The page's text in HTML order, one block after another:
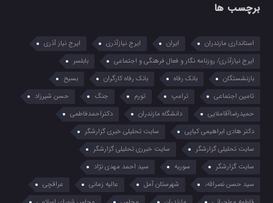
برچسب ها
استانداری مازندران ایران ایرج نیازآذری
ایرج نیاز آذری
ایرج نیازآذری/ روزنامه نگار و فعال فرهنگی و اجتماعی
بابلسر
بازنشستگان
بانک رفاه بانک رفاه کارگران
بسیح
تامین اجتماعی
ترامپ تورم جنگ
حسن شیرزاد
حمیدرضاآقاملایی
دانشگاه مازندران
دکتراحمدفاطمی
دکتر هادی ابراهیمی کیاپی
سایت تحلیلی خبری گزارشگر
سایت تحلیلی گزارشگر
سایت خبرری تحلیلی گزارشگر
سایت گزارشگر
سوریه
سید احمد مهدی نژاد
سید حسن نصرالله،
شهرستان آمل عالیه زمانی
عراقچی